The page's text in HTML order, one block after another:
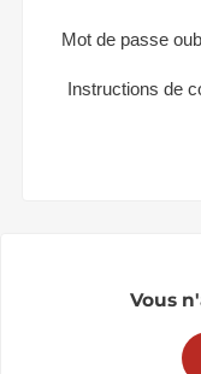
Mot de passe
Instructions de
Vous